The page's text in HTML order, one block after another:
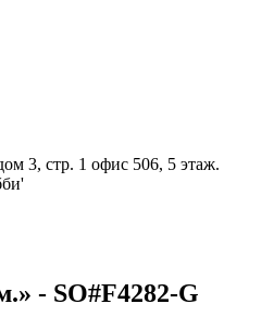
3, стр. 1 офис 506, 5 этаж.
- SO#F4282-G